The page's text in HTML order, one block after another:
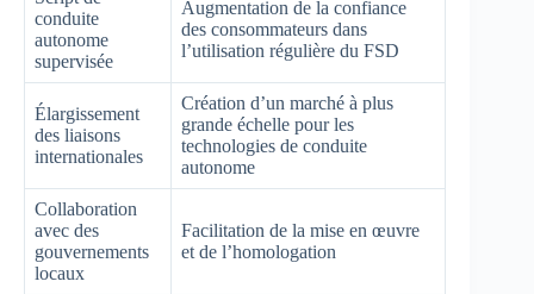
conduite
autonome
supervisée
Augmentation de la confiance
des consommateurs dans
l’utilisation régulière du FSD
Élargissement
des liaisons
internationales
Création d’un marché à plus
grande échelle pour les
technologies de conduite
autonome
Collaboration
avec des
gouvernements
locaux
Facilitation de la mise en œuvre
et de l’homologation